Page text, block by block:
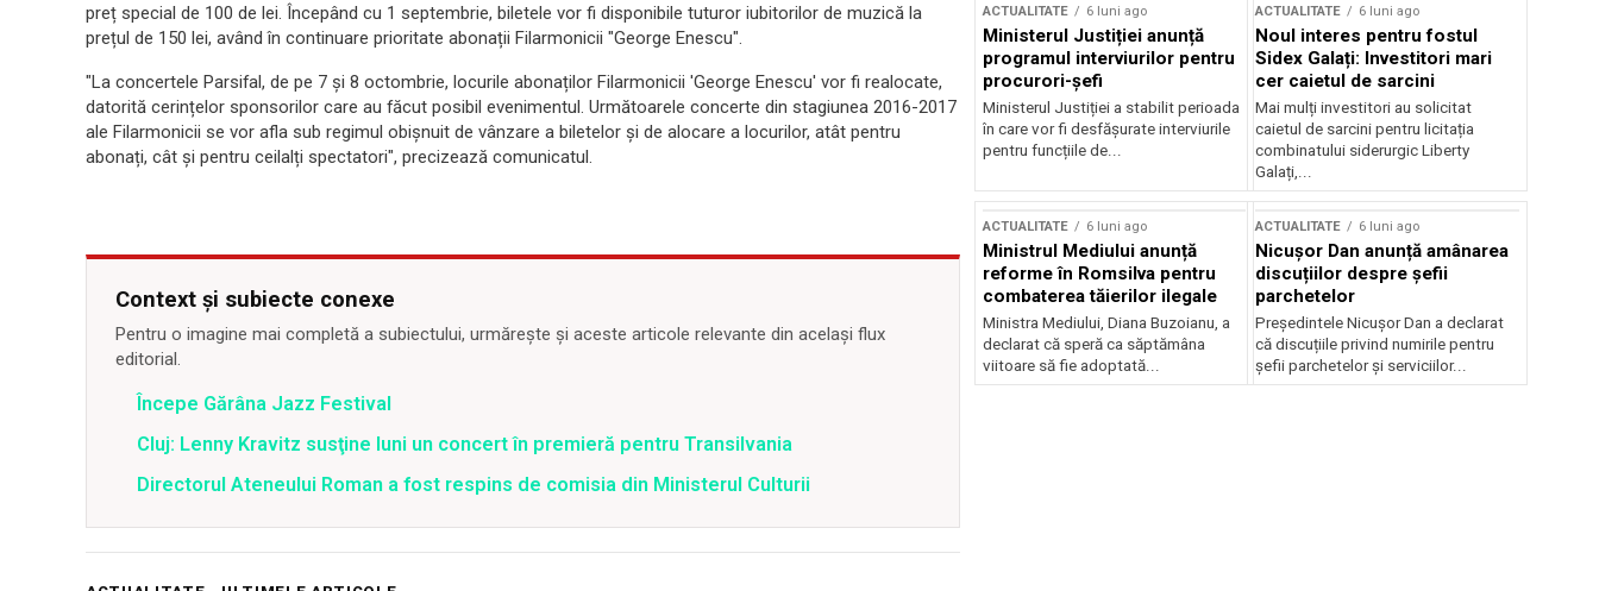
preț special de 100 de lei. Începând cu 1 septembrie, biletele vor fi disponibile tuturor iubitorilor de muzică la
prețul de 150 lei, având în continuare prioritate abonații Filarmonicii "George Enescu".
"La concertele Parsifal, de pe 7 și 8 octombrie, locurile abonaților Filarmonicii 'George Enescu' vor fi realocate,
datorită cerințelor sponsorilor care au făcut posibil evenimentul. Următoarele concerte din stagiunea 2016-2017
ale Filarmonicii se vor afla sub regimul obișnuit de vânzare a biletelor și de alocare a locurilor, atât pentru
abonați, cât și pentru ceilalți spectatori", precizează comunicatul.
Context și subiecte conexe
Pentru o imagine mai completă a subiectului, urmărește și aceste articole relevante din același flux
editorial.
Începe Gărâna Jazz Festival
Cluj: Lenny Kravitz susţine luni un concert în premieră pentru Transilvania
Directorul Ateneului Roman a fost respins de comisia din Ministerul Culturii
ACTUALITATE 6 luni ago
Ministerul Justiției anunță
programul interviurilor pentru
procurori-șefi
Ministerul Justiției a stabilit perioada
în care vor fi desfășurate interviurile
pentru funcțiile de...
ACTUALITATE 6 luni ago
Noul interes pentru fostul
Sidex Galați: Investitori mari
cer caietul de sarcini
Mai mulți investitori au solicitat
caietul de sarcini pentru licitația
combinatului siderurgic Liberty
Galați,...
ACTUALITATE 6 luni ago
Ministrul Mediului anunță
reforme în Romsilva pentru
combaterea tăierilor ilegale
Ministra Mediului, Diana Buzoianu, a
declarat că speră ca săptămâna
viitoare să fie adoptată...
ACTUALITATE 6 luni ago
Nicușor Dan anunță amânarea
discuțiilor despre șefii
parchetelor
Președintele Nicușor Dan a declarat
că discuțiile privind numirile pentru
șefii parchetelor și serviciilor...